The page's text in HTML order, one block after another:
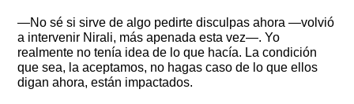
—No sé si sirve de algo pedirte disculpas ahora —volvió
a intervenir Nirali, más apenada esta vez—. Yo
realmente no tenía idea de lo que hacía. La condición
que sea, la aceptamos, no hagas caso de lo que ellos
digan ahora, están impactados.